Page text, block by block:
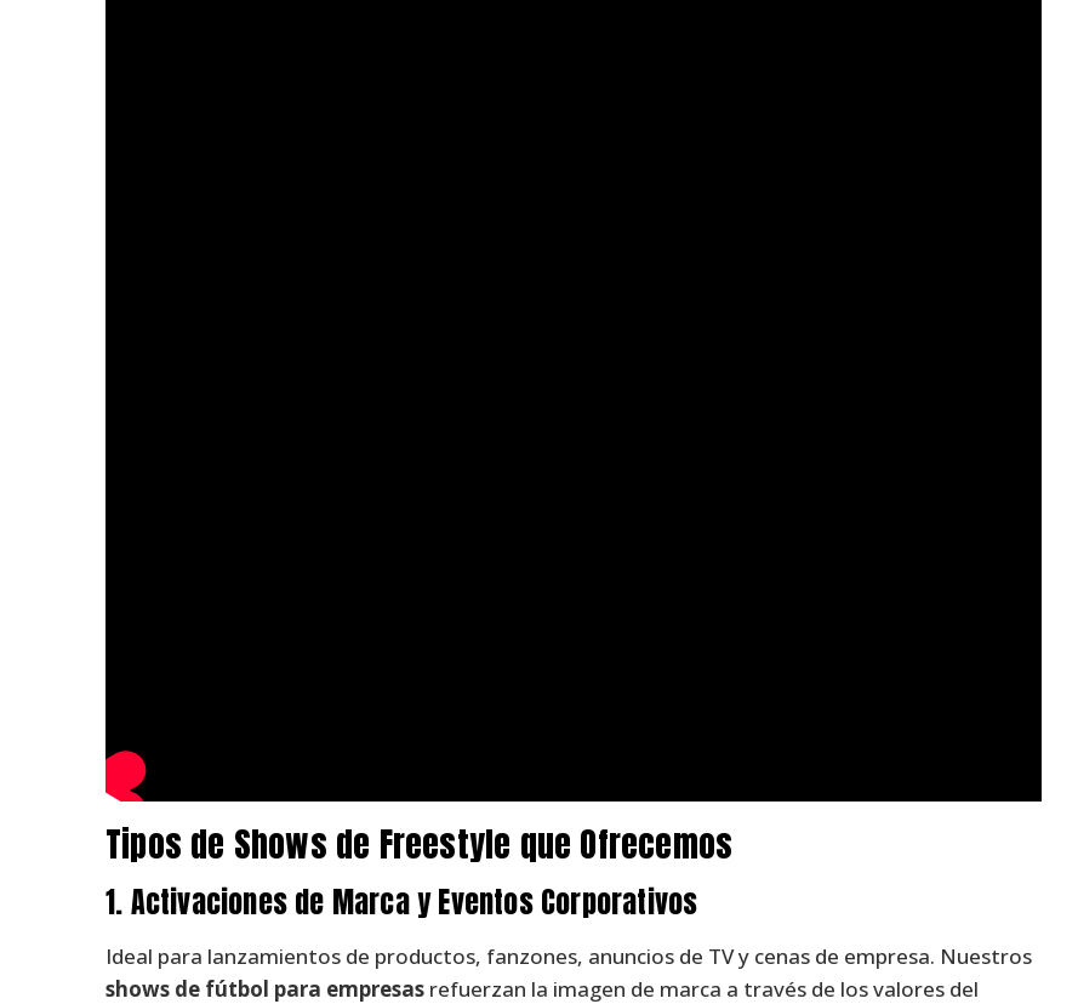
Tipos de Shows de Freestyle que Ofrecemos
1. Activaciones de Marca y Eventos Corporativos
Ideal para lanzamientos de productos, fanzones, anuncios de TV y cenas de empresa. Nuestros
shows de fútbol para empresas refuerzan la imagen de marca a través de los valores del